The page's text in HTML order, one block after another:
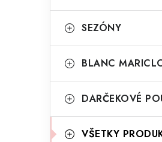
SEZÓNY
BLANC
DARČEKOVÉ
VŠETKY